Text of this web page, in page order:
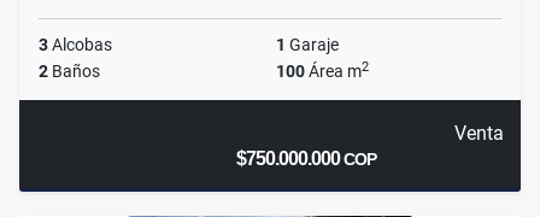
3Alcobas 1 Garaje
2 Baños 100Área m2
Venta
$750.000.000COP